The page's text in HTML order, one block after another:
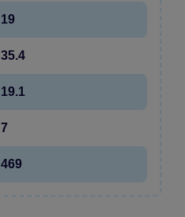
19
35.4
19.1
7
469